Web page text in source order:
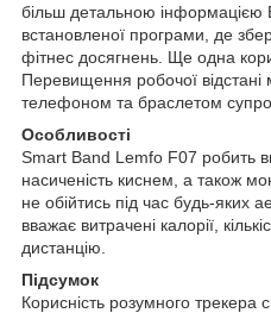
більш детальною інформацією
встановленої програми, де
фітнес досягнень. Ще одна
Перевищення робочої
телефоном та браслетом
Особливості
Smart Band Lemfo F07 робить
насиченість киснем, а також
не обійтись під час будь-яких
вважає витрачені калорії,
дистанцію.
Підсумок
Корисність розумного трекера